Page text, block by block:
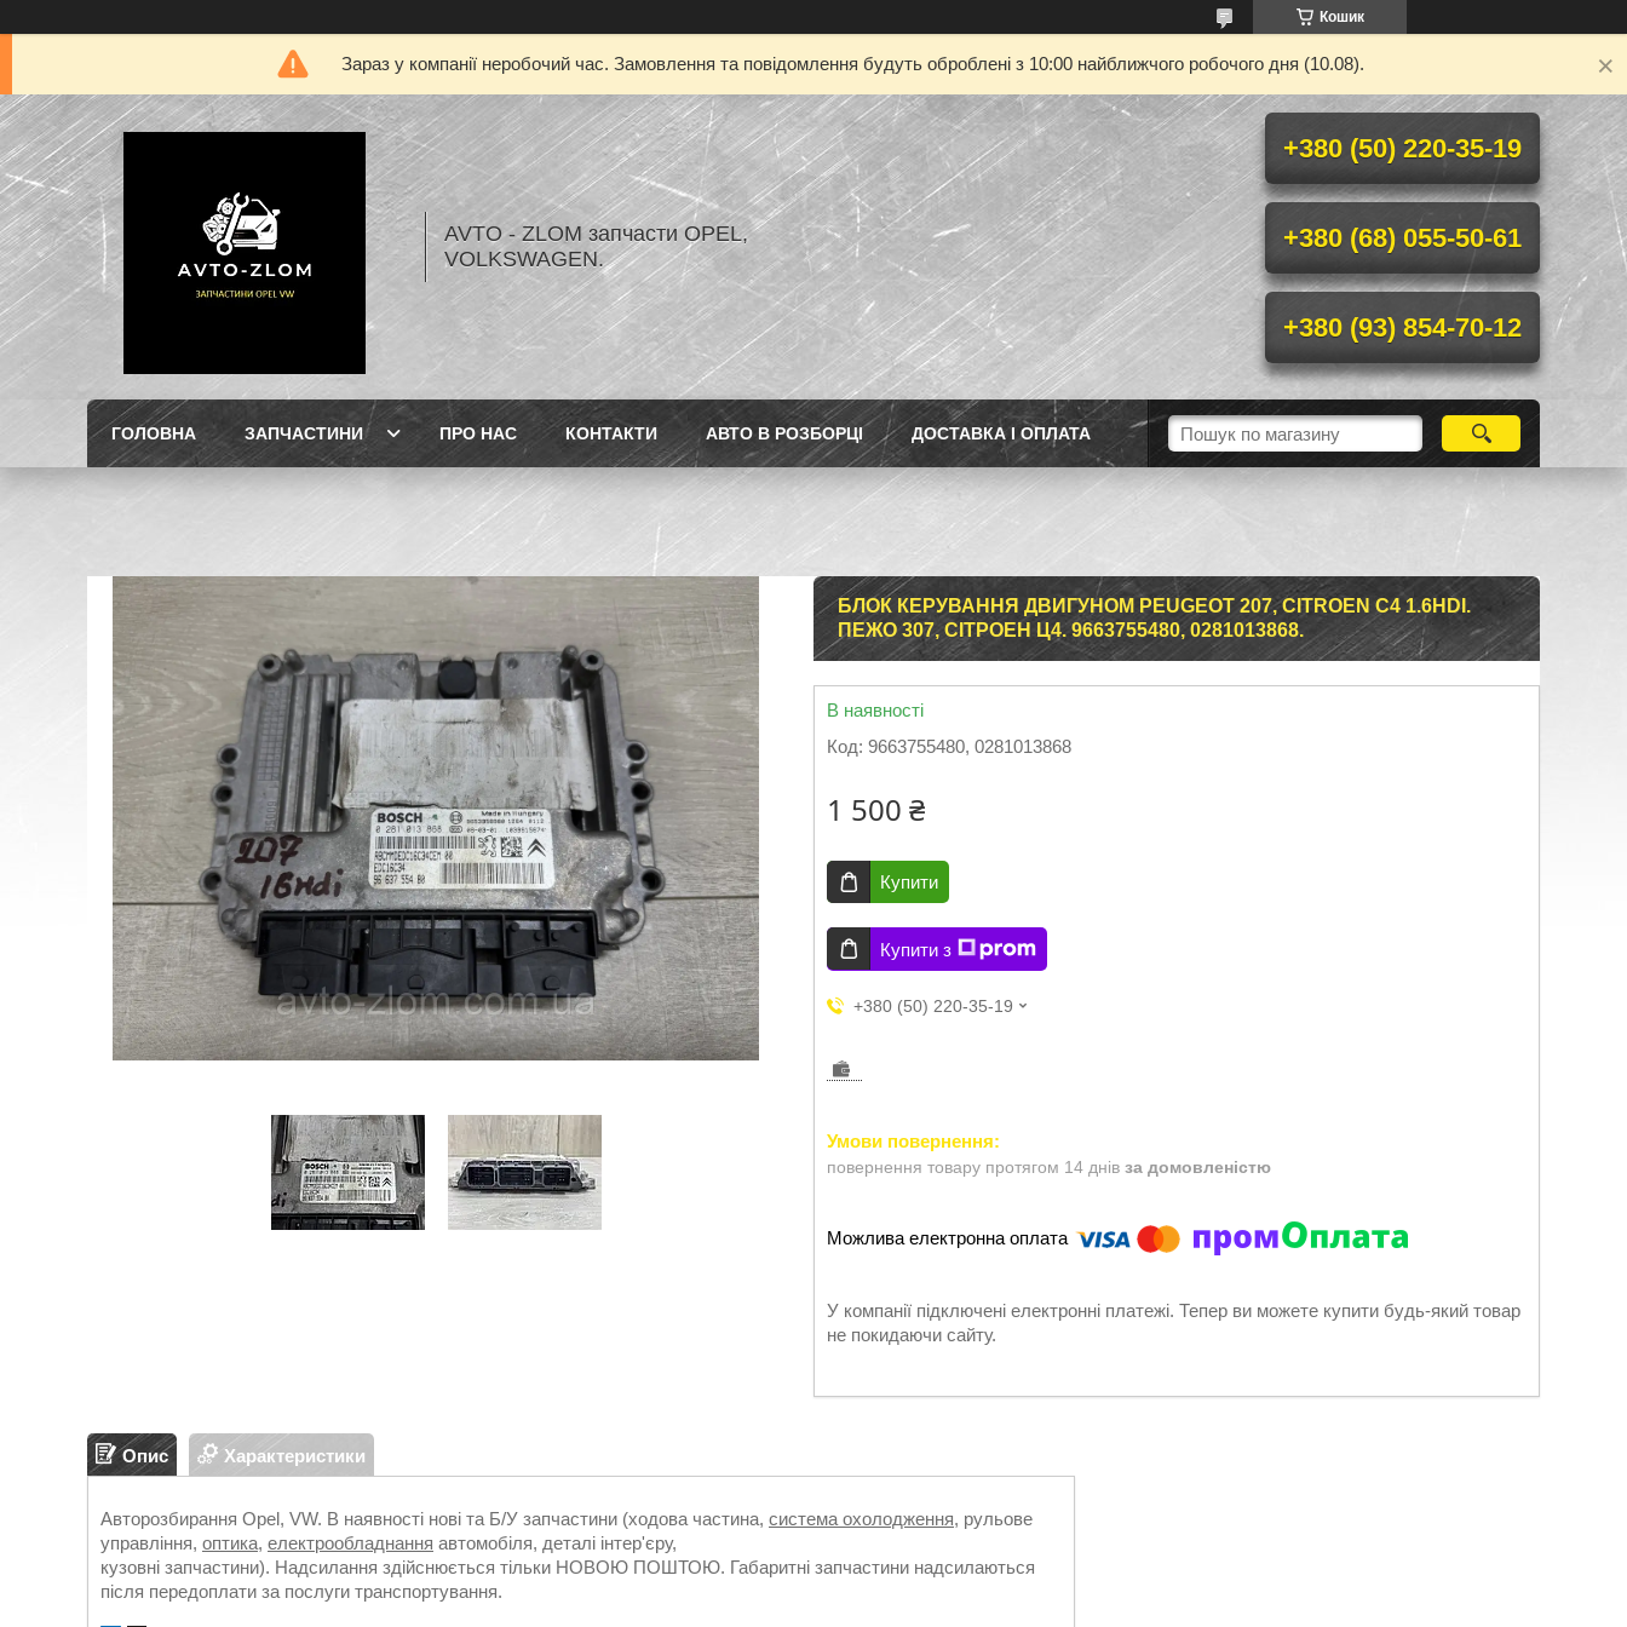
Кошик
Зараз у компанії неробочий час. Замовлення та повідомлення будуть оброблені з 10:00 найближчого робочого дня (10.08).
AVTO - ZLOM запчасти OPEL,
VOLKSWAGEN.
+380 (50) 220-35-19
+380 (68) 055-50-61
+380 (93) 854-70-12
ГОЛОВНА ЗАПЧАСТИНИ ПРО НАС КОНТАКТИ АВТО В РОЗБОРЦІ ДОСТАВКА І ОПЛАТА
БЛОК КЕРУВАННЯ ДВИГУНОМ PEUGEOT 207, CITROEN C4 1.6HDI.
ПЕЖО 307, СІТРОЕН Ц4. 9663755480, 0281013868.
В наявності
Код: 9663755480, 0281013868
1 500 ₴
Купити
Купити з
+380 (50) 220-35-19
повернення товару протягом 14 днів за домовленістю
У компанії підключені електронні платежі. Тепер ви можете купити будь-який товар
не покидаючи сайту.
Опис Характеристики
Авторозбирання Opel, VW. В наявності нові та Б/У запчастини (ходова частина, система охолодження, рульове
управління, оптика, електрообладнання автомобіля, деталі інтер'єру,
кузовні запчастини). Надсилання здійснюється тільки НОВОЮ ПОШТОЮ. Габаритні запчастини надсилаються
після передоплати за послуги транспортування.